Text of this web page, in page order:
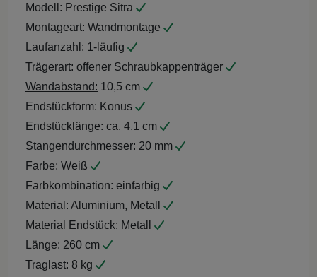
Modell: Prestige Sitra
Montageart: Wandmontage
Laufanzahl: 1-läufig
Trägerart: offener Schraubkappenträger
Wandabstand: 10,5 cm
Endstückform: Konus
Endstücklänge: ca. 4,1 cm
Stangendurchmesser: 20 mm
Farbe: Weiß
Farbkombination: einfarbig
Material: Aluminium, Metall
Material Endstück: Metall
Länge: 260 cm
Traglast: 8 kg